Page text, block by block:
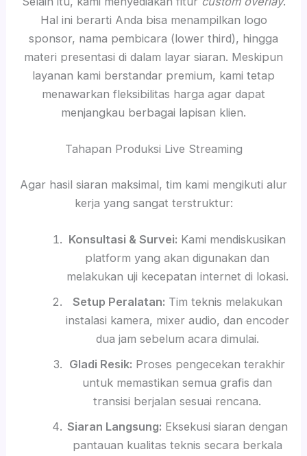
Hal ini berarti Anda bisa menampilkan logo
sponsor, nama pembicara (lower third), hingga
materi presentasi di dalam layar siaran. Meskipun
layanan kami berstandar premium, kami tetap
menawarkan fleksibilitas harga agar dapat
menjangkau berbagai lapisan klien.
Tahapan Produksi Live Streaming
Agar hasil siaran maksimal, tim kami mengikuti alur
kerja yang sangat terstruktur:
Konsultasi & Survei: Kami mendiskusikan
platform yang akan digunakan dan
melakukan uji kecepatan internet di lokasi.
Setup Peralatan: Tim teknis melakukan
instalasi kamera, mixer audio, dan encoder
dua jam sebelum acara dimulai.
Gladi Resik: Proses pengecekan terakhir
untuk memastikan semua grafis dan
transisi berjalan sesuai rencana.
Siaran Langsung: Eksekusi siaran dengan
pantauan kualitas teknis secara berkala